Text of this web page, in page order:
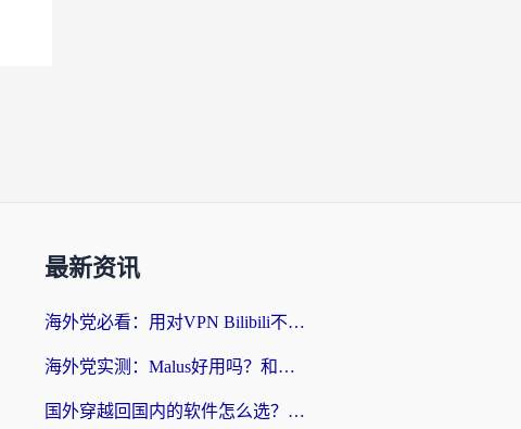
最新资讯
海外党必看：用对VPN Bilibili不卡顿，英国玩国内游戏也丝滑——2026回国加速器选择指南
海外党实测：Malus好用吗？和雷霆哪个好？+ 3款热门加速器深度对比
国外穿越回国内的软件怎么选？3年海外党亲测实用指南，告别地域限制